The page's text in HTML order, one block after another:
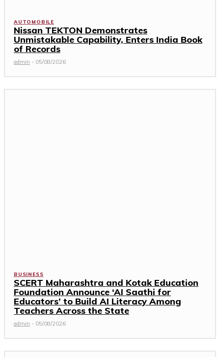
AUTOMOBILE
Nissan TEKTON Demonstrates
Unmistakable Capability, Enters India Book
of Records
admin - 05/08/2026
BUSINESS
SCERT Maharashtra and Kotak Education
Foundation Announce ‘AI Saathi for
Educators’ to Build AI Literacy Among
Teachers Across the State
admin - 05/08/2026